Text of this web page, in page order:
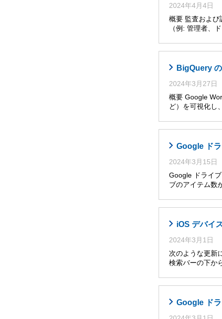
2024年4月4日
概要 監査および
（例: 管理者、
BigQuery
2024年3月27日
概要 Google
ど）を可視化し
Google ド
2024年3月15日
Google ドライ
ブのアイテム数
iOS デバイ
2024年3月1日
次のような更新
検索バーの下か
Google ド